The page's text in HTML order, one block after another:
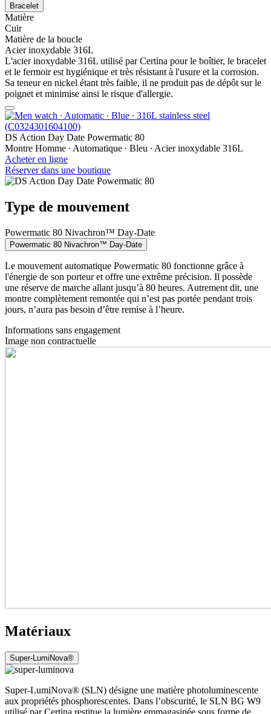
Bracelet
Matière
Cuir
Matière de la boucle
Acier inoxydable 316L
L'acier inoxydable 316L utilisé par Certina pour le boîtier, le bracelet
et le fermoir est hygiénique et très résistant à l'usure et la corrosion.
Sa teneur en nickel étant très faible, il ne produit pas de dépôt sur le
poignet et minimise ainsi le risque d'allergie.
DS Action Day Date Powermatic 80
Montre Homme ∙ Automatique ∙ Bleu ∙ Acier inoxydable 316L
Acheter en ligne
Réserver dans une boutique
Type de mouvement
Powermatic 80 Nivachron™ Day-Date
Powermatic 80 Nivachron™ Day-Date
Le mouvement automatique Powermatic 80 fonctionne grâce à
l'énergie de son porteur et offre une extrême précision. Il possède
une réserve de marche allant jusqu’à 80 heures. Autrement dit, une
montre complètement remontée qui n’est pas portée pendant trois
jours, n’aura pas besoin d’être remise à l’heure.
Informations sans engagement
Image non contractuelle
Matériaux
Super-LumiNova®
Super-LumiNova® (SLN) désigne une matière photoluminescente
aux propriétés phosphorescentes. Dans l’obscurité, le SLN BG W9
utilisé par Certina restitue la lumière emmagasinée sous forme de